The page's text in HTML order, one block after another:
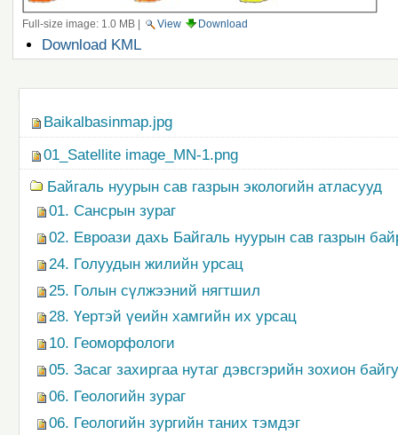
Full-size image: 1.0 MB| View Download
Document
Actions
Download KML
Baikalbasinmap.jpg
01_Satellite image_MN-1.png
Байгаль нуурын сав газрын экологийн атласууд
01. Сансрын зураг
02. Евроази дахь Байгаль нуурын сав газрын
24. Голуудын жилийн урсац
25. Голын сүлжээний нягтшил
28. Үертэй үеийн хамгийн их урсац
10. Геоморфологи
05. Засаг захиргаа нутаг дэвсгэрийн зохион
06. Геологийн зураг
06. Геологийн зургийн таних тэмдэг